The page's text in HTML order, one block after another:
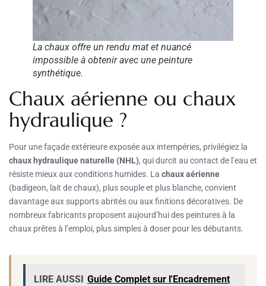
La chaux offre un rendu mat et nuancé
impossible à obtenir avec une peinture
synthétique.
Chaux aérienne ou chaux
hydraulique ?
Pour une façade extérieure exposée aux intempéries, privilégiez la
chaux hydraulique naturelle (NHL), qui durcit au contact de l’eau et
résiste mieux aux conditions humides. La chaux aérienne
(badigeon, lait de chaux), plus souple et plus blanche, convient
davantage aux supports abrités ou aux finitions décoratives. De
nombreux fabricants proposent aujourd’hui des peintures à la
chaux prêtes à l’emploi, plus simples à doser pour les débutants.
LIRE AUSSI Guide Complet sur l'Encadrement